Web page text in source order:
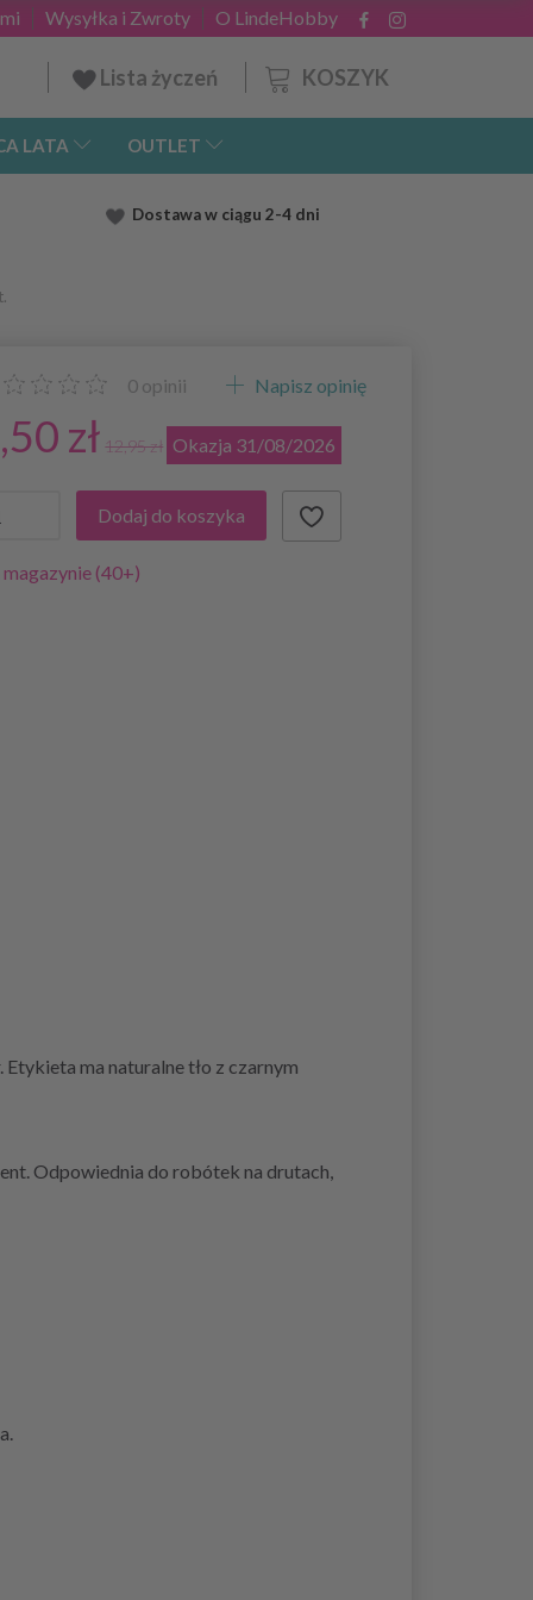
O LindeHobby
Wysyłka i Zwroty
KOSZYK
Lista życzeń
LATA OUTLET
Dostawaw ciągu 2-4 dni
0 opinii Napisz opinię
zł 12,95 zł Okazja 31/08/2026
Dodaj do koszyka
magazynie (40+)
ma naturalne tło z czarnym
Odpowiednia do robótek na drutach,